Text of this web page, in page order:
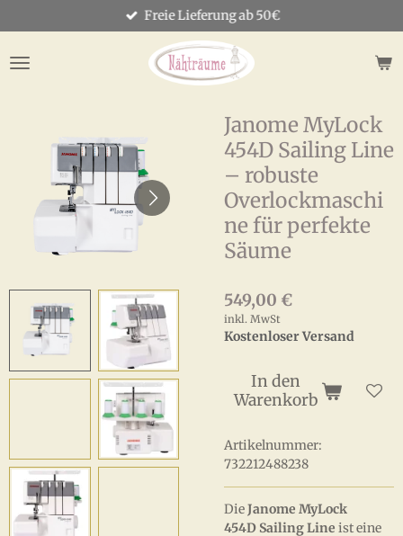
Hauptinhalt
springen
Freie Lieferung ab 50€
Janome MyLock
454D Sailing Line
– robuste
Overlockmaschi
ne für perfekte
Säume
549,00 €
inkl. MwSt
Kostenloser Versand
In den
Warenkorb
Artikelnummer:
732212488238
DieJanome MyLock
454D Sailing Line ist eine